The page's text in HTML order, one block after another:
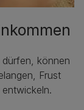
können
Frust